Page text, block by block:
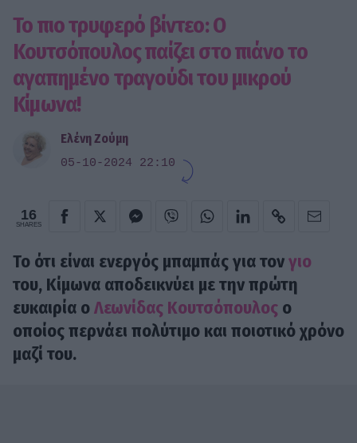
To πιο τρυφερό βίντεο: Ο
Κουτσόπουλος παίζει στο πιάνο το
αγαπημένο τραγούδι του μικρού
Κίμωνα!
Ελένη Ζούμη
05-10-2024 22:10
16
SHARES
Το ότι είναι ενεργός μπαμπάς για τονγιο
του, Κίμωνα αποδεικνύει με την πρώτη
ευκαιρία οΛεωνίδας Κουτσόπουλος ο
οποίος περνάει πολύτιμο και ποιοτικό χρόνο
μαζί του.